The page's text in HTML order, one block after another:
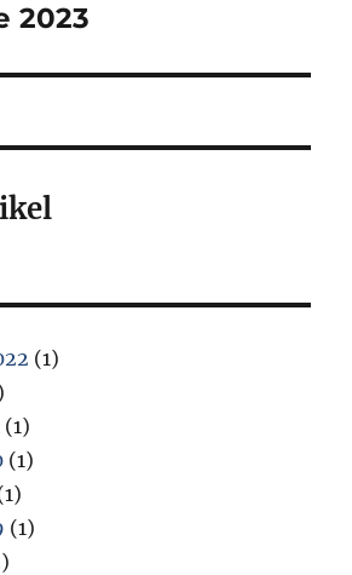
2023
(1)
(1)
(1)
(1)